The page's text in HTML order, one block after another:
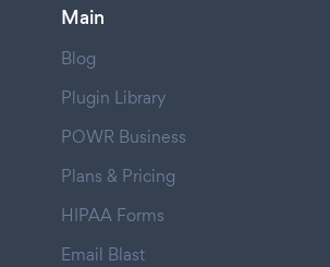
Main
Blog
Plugin Library
POWR Business
Plans & Pricing
HIPAA Forms
Email Blast